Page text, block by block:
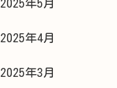
2025年5月
2025年4月
2025年3月